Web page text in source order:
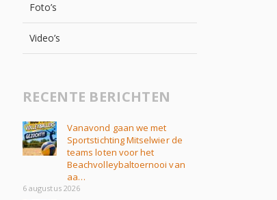
Foto’s
Video’s
RECENTE BERICHTEN
Vanavond gaan we met
Sportstichting Mitselwier de
teams loten voor het
Beachvolleybaltoernooi van
aa…
6 augustus 2026